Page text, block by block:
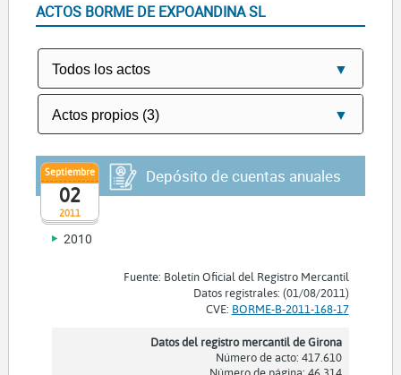
ACTOS BORME DE EXPOANDINA SL
2011
Septiembre
02
Depósito de cuentas anuales
2010
Fuente: Boletín Oficial del Registro Mercantil
Datos registrales: (01/08/2011)
CVE: BORME-B-2011-168-17
Datos del registro mercantil de Girona
Número de acto: 417.610